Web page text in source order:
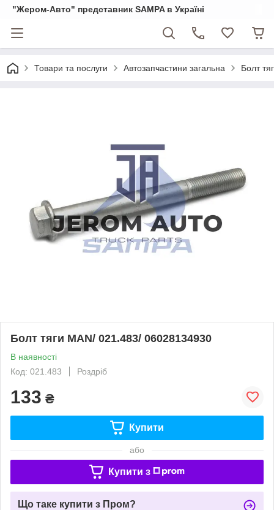
"Жером-Авто" представник SAMPA в Україні
Товари та послуги Автозапчастини загальна Болт
Болт тяги MAN/ 021.483/ 06028134930
В наявності
Код: 021.483
Роздріб
133 ₴
Купити
або
Купити з
Що таке купити з Пром?